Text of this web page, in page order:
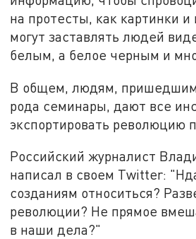
на протесты, как картинки и
могут заставлять людей
белым, а белое черным и
В общем, людям, пришедшим
рода семинары, дают все
экспортировать революцию
Российский журналист
написал в своем Тwitter:
созданиям относиться?
революции? Не прямое
в наши дела?"